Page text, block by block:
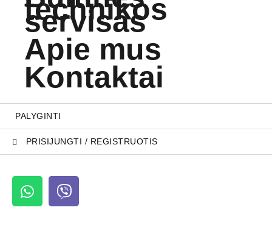
technikos
servisas
Apie mus
Kontaktai
PALYGINTI
PRISIJUNGTI / REGISTRUOTIS